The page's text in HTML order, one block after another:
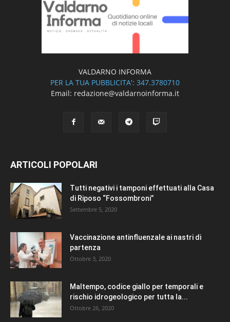
VALDARNO INFORMA
PER LA TUA PUBBLICITA': 347.3780710
Email: redazione@valdarnoinforma.it
ARTICOLI POPOLARI
Tutti negativi i tamponi effettuati alla Casa
di Riposo “Fossombroni”
Settembre 5, 2020
Vaccinazione antinfluenzale ai nastri di
partenza
Ottobre 3, 2020
Maltempo, codice giallo per temporali e
rischio idrogeologico per tutta la...
Ottobre 26, 2020